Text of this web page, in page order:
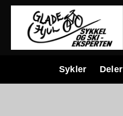
Skip
Sykler Deler